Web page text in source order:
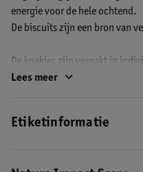
energie voor de hele ochtend.
De biscuits zijn een bron van
De koekjes zijn verpakt in
Breakfast Meergranen Biscuits
Lees meer
Etiketinformatie